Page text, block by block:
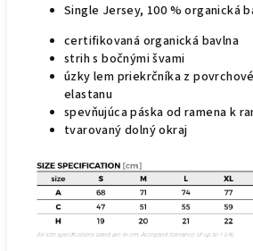
Single Jersey, 100 % organická
certifikovaná organická bavlna
strih s bočnými švami
úzky lem priekrčníka z
elastanu
spevňujúca páska od ramena k
tvarovaný dolný okraj